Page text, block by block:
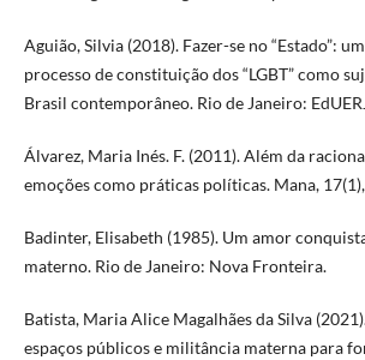
Aguião, Silvia (2018). Fazer-se no “Estado”:
processo de constituição dos “LGBT” como
Brasil contemporâneo. Rio de Janeiro:
Álvarez, Maria Inés. F. (2011). Além da
emoções como práticas políticas. Mana,
Badinter, Elisabeth (1985). Um amor
materno. Rio de Janeiro: Nova Fronteira.
Batista, Maria Alice Magalhães da Silva
espaços públicos e militância materna para